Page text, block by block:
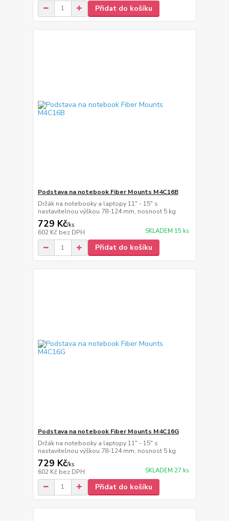
Přidat do košíku
Podstava na notebook Fiber Mounts M4C16B
Držák na notebooky a laptopy 11" - 15" s
nastavitelnou výškou 78-124 mm, nosnost 5 kg
729 Kč/ks
602 Kč bez DPH SKLADEM 15 ks
Přidat do košíku
Podstava na notebook Fiber Mounts M4C16G
Držák na notebooky a laptopy 11" - 15" s
nastavitelnou výškou 78-124 mm, nosnost 5 kg
729 Kč/ks
602 Kč bez DPH SKLADEM 27 ks
Přidat do košíku